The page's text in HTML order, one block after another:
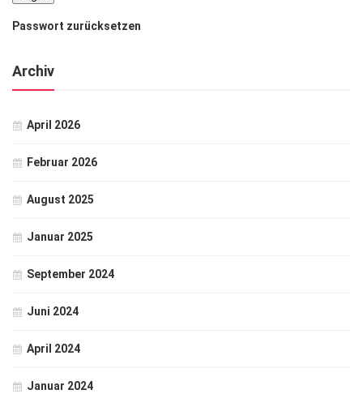
Passwort zurücksetzen
Archiv
April 2026
Februar 2026
August 2025
Januar 2025
September 2024
Juni 2024
April 2024
Januar 2024